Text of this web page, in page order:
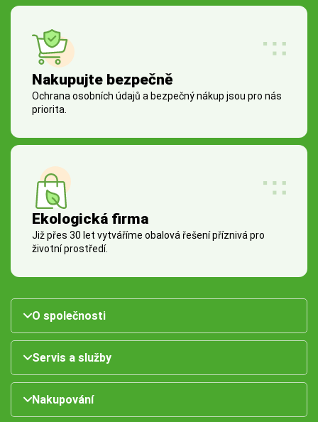
Nakupujte bezpečně
Ochrana osobních údajů a bezpečný nákup jsou pro nás
priorita.
Ekologická firma
Již přes 30 let vytváříme obalová řešení příznivá pro
životní prostředí.
O společnosti
Servis a služby
Nakupování